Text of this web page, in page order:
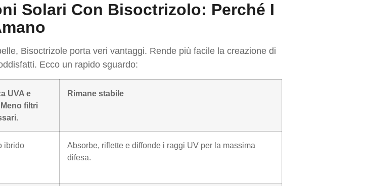
Solari Con Bisoctrizolo: Perché I
Bisoctrizole porta veri vantaggi. Rende più facile la creazione di
Ecco un rapido sguardo:
UVA e
filtri
Rimane stabile
ibrido
Absorbe, riflette e diffonde i raggi UV per la massima
difesa.